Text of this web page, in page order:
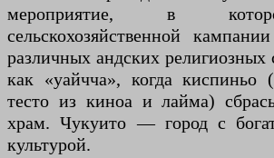
мероприятие, в
сельскохозяйственной
различных андских религиозных
как «уайчча», когда киспиньо
тесто из киноа и лайма)
храм. Чукуито — город с
культурой.